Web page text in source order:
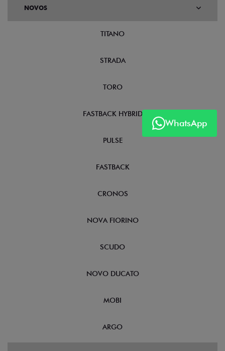
WhatsApp
NOVOS
TITANO
STRADA
TORO
FASTBACK HYBRID
PULSE
FASTBACK
CRONOS
NOVA FIORINO
SCUDO
NOVO DUCATO
MOBI
ARGO